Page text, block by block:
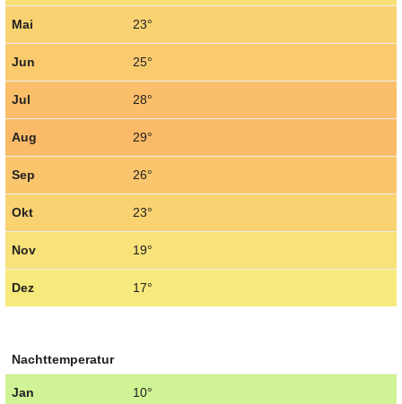
Mai 23°
Jun 25°
Jul 28°
Aug 29°
Sep 26°
Okt 23°
Nov 19°
Dez 17°
Nachttemperatur
Jan 10°